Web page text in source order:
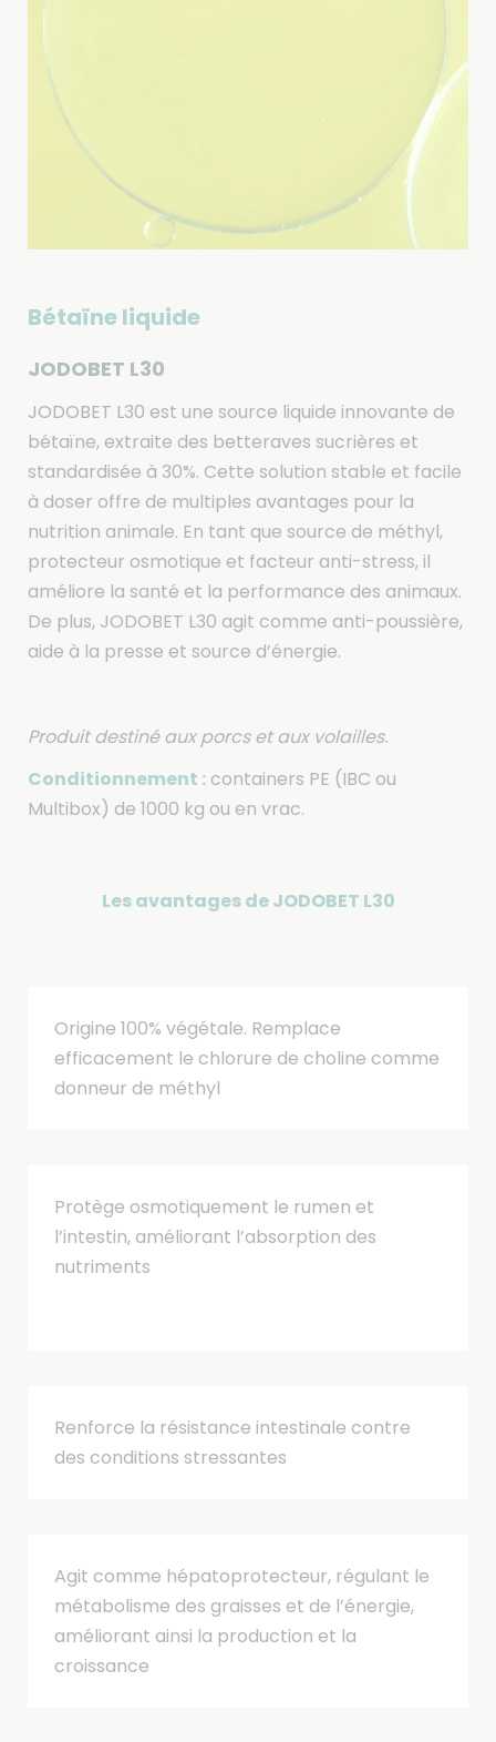
Bétaïne liquide
JODOBET L30
JODOBET L30 est une source liquide innovante de
bétaïne, extraite des betteraves sucrières et
standardisée à 30%. Cette solution stable et facile
à doser offre de multiples avantages pour la
nutrition animale. En tant que source de méthyl,
protecteur osmotique et facteur anti-stress, il
améliore la santé et la performance des animaux.
De plus, JODOBET L30 agit comme anti-poussière,
aide à la presse et source d’énergie.
Produit destiné aux porcs et aux volailles.
Conditionnement : containers PE (IBC ou
Multibox) de 1000 kg ou en vrac.
Les avantages de JODOBET L30
Origine 100% végétale. Remplace
efficacement le chlorure de choline comme
donneur de méthyl
Protège osmotiquement le rumen et
l’intestin, améliorant l’absorption des
nutriments
Renforce la résistance intestinale contre
des conditions stressantes
Agit comme hépatoprotecteur, régulant le
métabolisme des graisses et de l’énergie,
améliorant ainsi la production et la
croissance